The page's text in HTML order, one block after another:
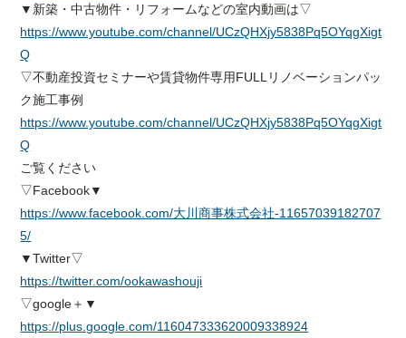
▼新築・中古物件・リフォームなどの室内動画は▽
https://www.youtube.com/channel/UCzQHXjy5838Pq5OYqgXigt
Q
▽不動産投資セミナーや賃貸物件専用FULLリノベーションパッ
ク施工事例
https://www.youtube.com/channel/UCzQHXjy5838Pq5OYqgXigt
Q
ご覧ください
▽Facebook▼
https://www.facebook.com/大川商事株式会社-11657039182707
5/
▼Twitter▽
https://twitter.com/ookawashouji
▽google＋▼
https://plus.google.com/116047333620009338924